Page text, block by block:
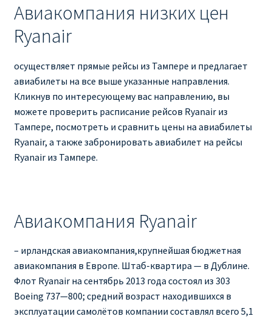
Авиакомпания низких цен
Ryanair
осуществляет прямые рейсы из Тампере и предлагает
авиабилеты на все выше указанные направления.
Кликнув по интересующему вас направлению, вы
можете проверить расписание рейсов Ryanair из
Тампере, посмотреть и сравнить цены на авиабилеты
Ryanair, а также забронировать авиабилет на рейсы
Ryanair из Тампере.
Авиакомпания Ryanair
– ирландская авиакомпания,крупнейшая бюджетная
авиакомпания в Европе. Штаб-квартира — в Дублине.
Флот Ryanair на сентябрь 2013 года состоял из 303
Boeing 737—800; средний возраст находившихся в
эксплуатации самолётов компании составлял всего 5,1